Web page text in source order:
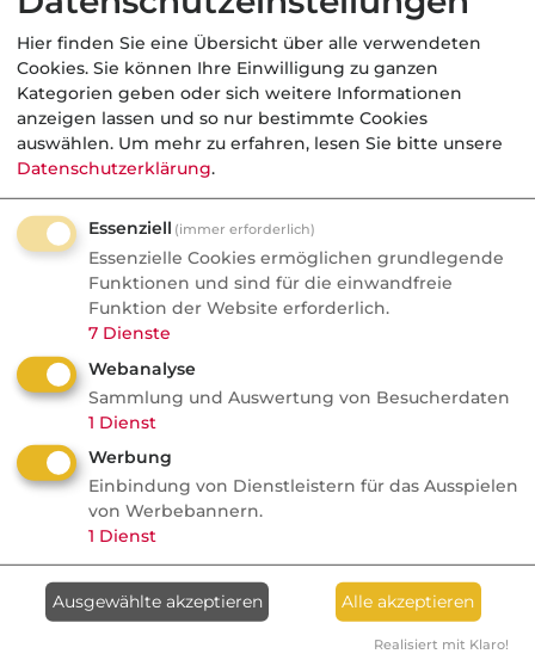
Kategorie: Arbeitskraftabsicherung, privat
AktuelleNachrichten
FONDS professionell
Hier finden Sie eine Übersicht über alle verwendeten
Cookies. Sie können Ihre Einwilligung zu ganzen
Kategorien geben oder sich weitere Informationen
anzeigen lassen und so nur bestimmte Cookies
auswählen. Um mehr zu erfahren, lesen Sie bitte unsere
Datenschutzerklärung.
Essenziell (immer erforderlich)
Essenzielle Cookies ermöglichen grundlegende
Funktionen und sind für die einwandfreie
Funktion der Website erforderlich.
7 Dienste
Webanalyse
Sammlung und Auswertung von Besucherdaten
1 Dienst
Werbung
Einbindung von Dienstleistern für das Ausspielen
von Werbebannern.
1 Dienst
Ausgewählte akzeptieren Alle akzeptieren
Realisiert mit Klaro!